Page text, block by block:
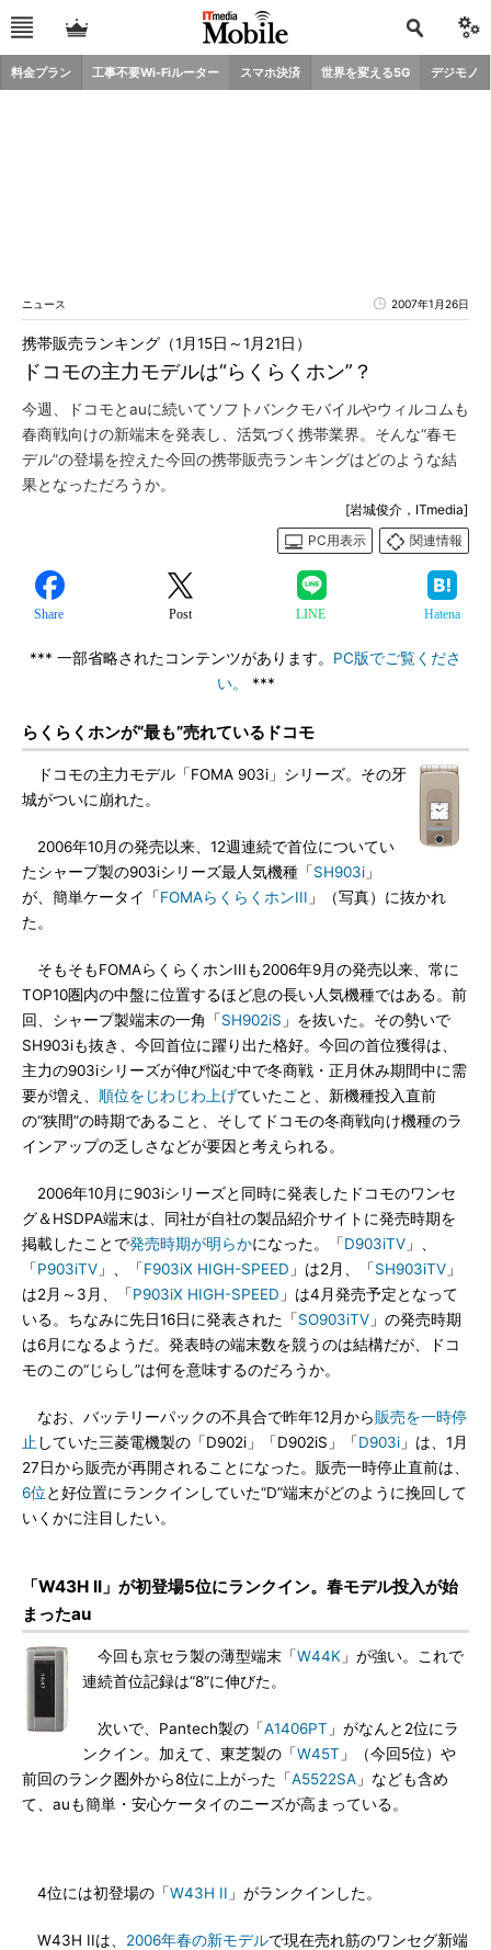
料金プラン 工事不要Wi-Fiルーター スマホ決済 世界を変える5G デジモノ
ニュース 2007年1月26日
ドコモの主力モデルは“らくらくホン”？
携帯販売ランキング（1月15日～1月21日）
今週、ドコモとauに続いてソフトバンクモバイルやウィルコムも
春商戦向けの新端末を発表し、活気づく携帯業界。そんな“春モ
デル”の登場を控えた今回の携帯販売ランキングはどのような結
果となっただろうか。
[岩城俊介，ITmedia]
PC用表示
関連情報
Share Post LINE Hatena
*** 一部省略されたコンテンツがあります。 PC版でご覧くださ
い。
***
らくらくホンが“最も”売れているドコモ
ドコモの主力モデル「FOMA 903i」シリーズ。その牙
城がついに崩れた。
2006年10月の発売以来、12週連続で首位についてい
たシャープ製の903iシリーズ最人気機種「SH903i 」
が、簡単ケータイ「FOMAらくらくホンIII 」（写真）に抜かれ
た。
そもそもFOMAらくらくホンIIIも2006年9月の発売以来、常に
TOP10圏内の中盤に位置するほど息の長い人気機種ではある。前
回、シャープ製端末の一角「SH902iS 」を抜いた。その勢いで
SH903iも抜き、今回首位に躍り出た格好。今回の首位獲得は、
主力の903iシリーズが伸び悩む中で冬商戦・正月休み期間中に需
要が増え、 順位をじわじわ上げていたこと、新機種投入直前
の“狭間”の時期であること、そしてドコモの冬商戦向け機種のラ
インアップの乏しさなどが要因と考えられる。
2006年10月に903iシリーズと同時に発表したドコモのワンセ
グ＆HSDPA端末は、同社が自社の製品紹介サイトに発売時期を
掲載したことで発売時期が明らかになった。「D903iTV 」、
「P903iTV 」、「F903iX HIGH-SPEED 」は2月、「SH903iTV 」
は2月～3月、「P903iX HIGH-SPEED 」は4月発売予定となって
いる。ちなみに先日16日に発表された「SO903iTV 」の発売時期
は6月になるようだ。発表時の端末数を競うのは結構だが、ドコ
モのこの“じらし”は何を意味するのだろうか。
なお、バッテリーパックの不具合で昨年12月から販売を一時停
止 していた三菱電機製の「D902i」「D902iS」「D903i 」は、1月
27日から販売が再開されることになった。販売一時停止直前は、
6位と好位置にランクインしていた“D”端末がどのように挽回して
いくかに注目したい。
「W43H II」が初登場5位にランクイン。春モデル投入が始
まったau
今回も京セラ製の薄型端末「W44K 」が強い。これで
連続首位記録は“8”に伸びた。
次いで、Pantech製の「A1406PT 」がなんと2位にラ
ンクイン。加えて、東芝製の「W45T 」（今回5位）や
前回のランク圏外から8位に上がった「A5522SA 」なども含め
て、auも簡単・安心ケータイのニーズが高まっている。
4位には初登場の「W43H II 」がランクインした。
W43H IIは、 2006年春の新モデルで現在売れ筋のワンセグ新端